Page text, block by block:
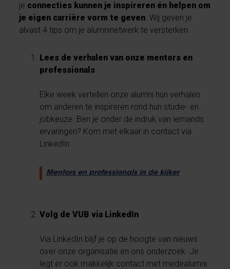
je connecties kunnen je inspireren én helpen om
je eigen carrière vorm te geven. Wij geven je
alvast 4 tips om je alumninetwerk te versterken.
Lees de verhalen van onze mentors en
professionals
Elke week vertellen onze alumni hun verhalen
om anderen te inspireren rond hun studie- en
jobkeuze. Ben je onder de indruk van iemands
ervaringen? Kom met elkaar in contact via
LinkedIn.
Mentors en professionals in de kijker
Volg de VUB via LinkedIn
Via LinkedIn blijf je op de hoogte van nieuws
over onze organisatie en ons onderzoek. Je
legt er ook makkelijk contact met medealumni